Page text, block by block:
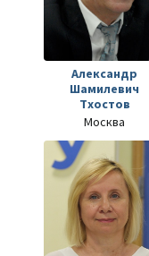
Александр
Шамилевич
Тхостов
Москва